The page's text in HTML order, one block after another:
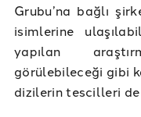
Grubu’na bağlı
isimlerine
yapılan
görülebileceği gibi
dizilerin tescilleri